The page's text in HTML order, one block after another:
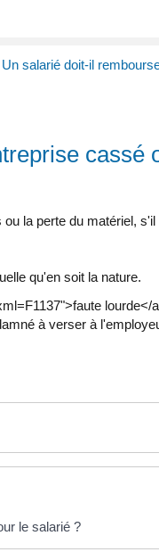
Un salarié doit-il
cassé
la perte du matériel,
qu'en soit la nature.
à verser à
le salarié ?